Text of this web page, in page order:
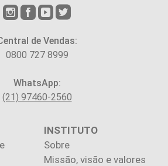
de Vendas:
0800 727 8999
WhatsApp:
(21) 97460-2560
INSTITUTO
Sobre
Missão, visão e valores